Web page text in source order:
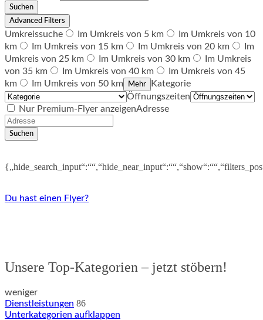
Suchen
Advanced Filters
Umkreissuche Im Umkreis von 5 km
Im Umkreis von 10
km
Im Umkreis von 15 km Im Umkreis von 20 km
Im
Umkreis von 25 km
Im Umkreis von 30 km
Im Umkreis
von 35 km
Im Umkreis von 40 km
Im Umkreis von 45
km
Im Umkreis von 50 km Mehr
Kategorie
Öffnungszeiten
Nur Premium-Flyer anzeigenAdresse
Suchen
Du hast einen Flyer?
Unsere Top-Kategorien – jetzt stöbern!
weniger
Dienstleistungen 86
Unterkategorien aufklappen